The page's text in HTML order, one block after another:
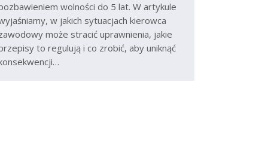
wolności do 5 lat. W artykule
w jakich sytuacjach kierowca
może stracić uprawnienia, jakie
to regulują i co zrobić, aby uniknąć